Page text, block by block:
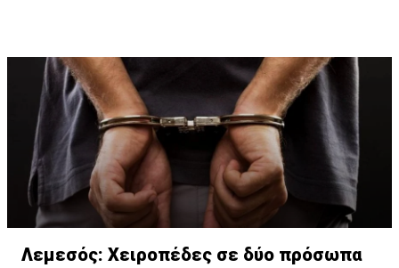
Λεμεσός: Χειροπέδες σε δύο πρόσωπα